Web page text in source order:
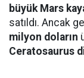
büyük Mars
satıldı. Ancak
milyon doların
Ceratosaurus